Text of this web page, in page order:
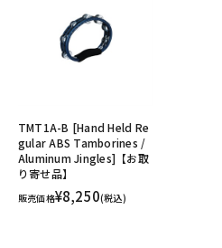
TMT1A-B [Hand Held Re
gular ABS Tamborines /
Aluminum Jingles]【お取
り寄せ品】
販売価格¥8,250(税込)